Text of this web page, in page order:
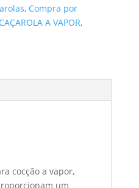
, Compra por
CAÇAROLA A VAPOR,
cocção a vapor,
um